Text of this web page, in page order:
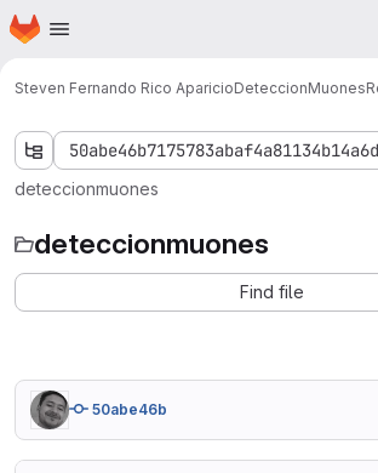
Skip to main content
Homepage
Steven Fernando Rico AparicioDeteccionMuones
deteccionmuones
deteccionmuones
Find file
50abe46b